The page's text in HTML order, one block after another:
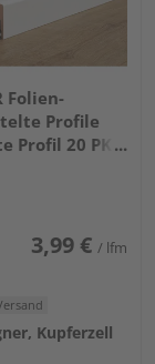
Folien-
Profile
Profil 20 PK
3,99 € / lfm
Kupferzell